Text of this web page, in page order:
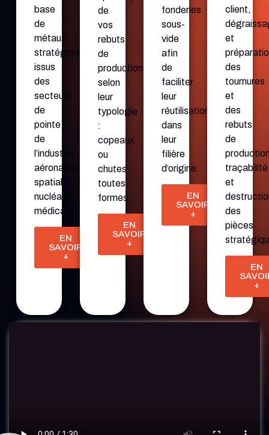
base
de
métaux
stratégiques,
issus
des
secteurs
de
pointe
de
l’industrie
aéronautique,
spatiale,
nucléaire,
médicale…
EN
SAVOIR
+
de
vos
rebuts
de
production
selon
leur
typologie
:
copeaux
ou
chutes
toutes
formes.
EN
SAVOIR
+
fonderies
sous-
vide
afin
de
faciliter
leur
réutilisation
dans
leur
filière
d’origine.
EN
SAVOIR
+
client,
et
des
tournures
et
des
rebuts
de
traçabilité
et
des
pièces
EN
+